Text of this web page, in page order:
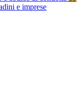
e imprese